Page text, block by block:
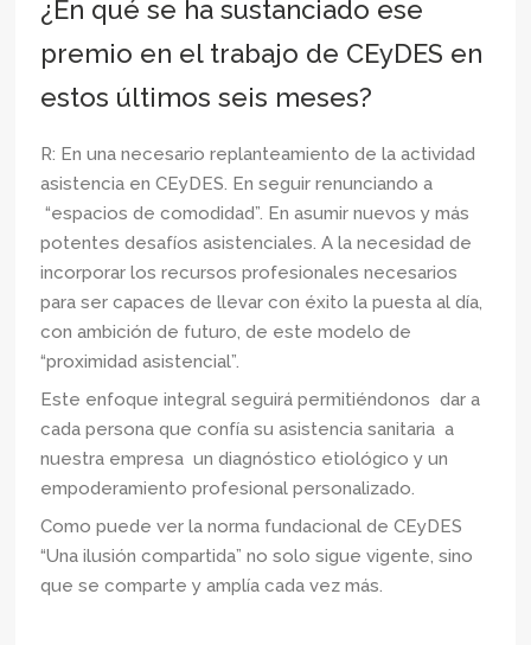
¿En qué se ha sustanciado ese
premio en el trabajo de CEyDES en
estos últimos seis meses?
R: En una necesario replanteamiento de la actividad
asistencia en CEyDES. En seguir renunciando a
“espacios de comodidad”. En asumir nuevos y más
potentes desafíos asistenciales. A la necesidad de
incorporar los recursos profesionales necesarios
para ser capaces de llevar con éxito la puesta al día,
con ambición de futuro, de este modelo de
“proximidad asistencial”.
Este enfoque integral seguirá permitiéndonos dar a
cada persona que confía su asistencia sanitaria a
nuestra empresa un diagnóstico etiológico y un
empoderamiento profesional personalizado.
Como puede ver la norma fundacional de CEyDES
“Una ilusión compartida” no solo sigue vigente, sino
que se comparte y amplía cada vez más.